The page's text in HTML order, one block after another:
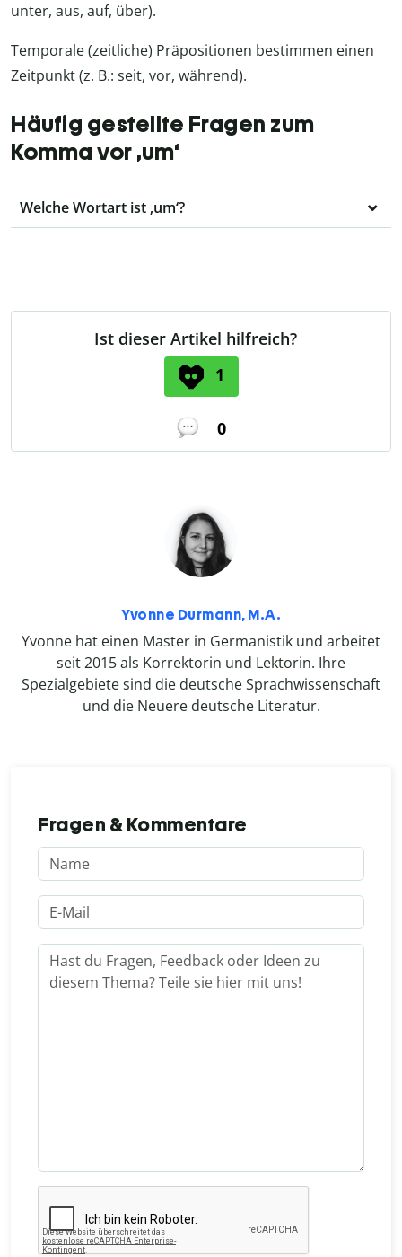
unter, aus, auf, über).
Temporale (zeitliche) Präpositionen bestimmen einen
Zeitpunkt (z. B.: seit, vor, während).
Häufig gestellte Fragen zum
Komma vor ‚um‘
Welche Wortart ist ‚um‘?
Ist dieser Artikel hilfreich?
1
0
Yvonne Durmann, M.A.
Yvonne hat einen Master in Germanistik und arbeitet
seit 2015 als Korrektorin und Lektorin. Ihre
Spezialgebiete sind die deutsche Sprachwissenschaft
und die Neuere deutsche Literatur.
Fragen & Kommentare